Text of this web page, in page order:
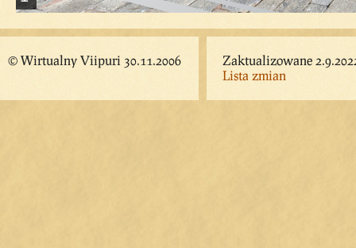
© Wirtualny Viipuri 30.11.2006
Zaktualizowane
Lista zmian